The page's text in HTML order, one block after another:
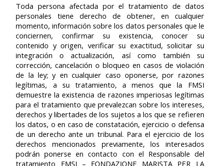
Toda persona afectada por el tratamiento de datos
personales tiene derecho de obtener, en cualquier
momento, información sobre los datos personales que le
conciernen, confirmar su existencia, conocer su
contenido y origen, verificar su exactitud, solicitar su
integración o actualización, así como también su
corrección, cancelación o bloqueo en casos de violación
de la ley; y en cualquier caso oponerse, por razones
legítimas, a su tratamiento, a menos que la FMSI
demuestre la existencia de razones imperiosas legítimas
para el tratamiento que prevalezcan sobre los intereses,
derechos y libertades de los sujetos a los que se refieren
los datos, o en caso de constatación, ejercicio o defensa
de un derecho ante un tribunal. Para el ejercicio de los
derechos mencionados previamente, los interesados
podrán ponerse en contacto con el Responsable del
tratamiento
FMSI – FONDAZIONE MARISTA PER LA